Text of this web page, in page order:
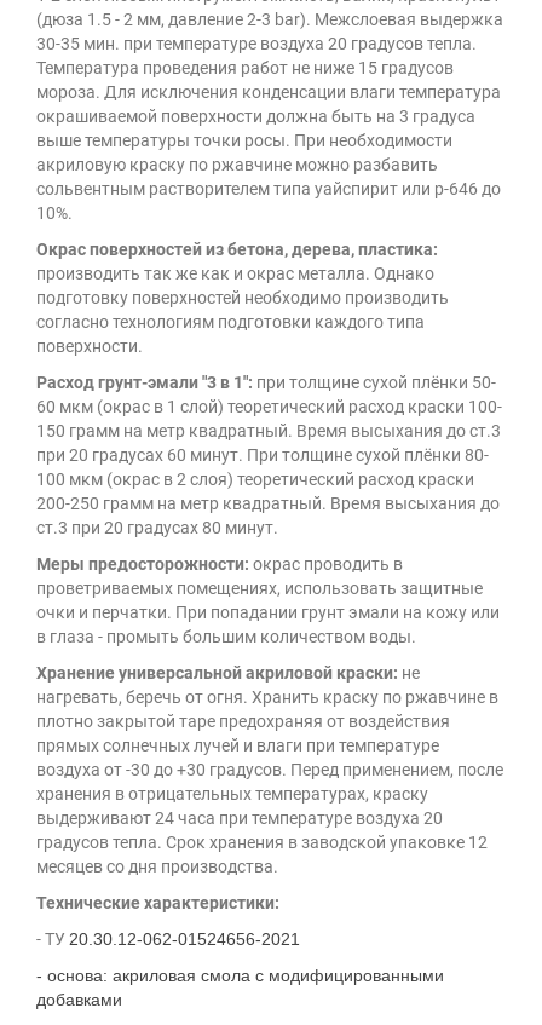
(дюза 1.5 - 2 мм, давление 2-3 bar). Межслоевая выдержка
30-35 мин. при температуре воздуха 20 градусов тепла.
Температура проведения работ не ниже 15 градусов
мороза. Для исключения конденсации влаги температура
окрашиваемой поверхности должна быть на 3 градуса
выше температуры точки росы. При необходимости
акриловую краску по ржавчине можно разбавить
сольвентным растворителем типа уайспирит или р-646 до
10%.
Окрас поверхностей из бетона, дерева, пластика:
производить так же как и окрас металла. Однако
подготовку поверхностей необходимо производить
согласно технологиям подготовки каждого типа
поверхности.
Расход грунт-эмали "3 в 1": при толщине сухой плёнки 50-
60 мкм (окрас в 1 слой) теоретический расход краски 100-
150 грамм на метр квадратный. Время высыхания до ст.3
при 20 градусах 60 минут. При толщине сухой плёнки 80-
100 мкм (окрас в 2 слоя) теоретический расход краски
200-250 грамм на метр квадратный. Время высыхания до
ст.3 при 20 градусах 80 минут.
Меры предосторожности: окрас проводить в
проветриваемых помещениях, использовать защитные
очки и перчатки. При попадании грунт эмали на кожу или
в глаза - промыть большим количеством воды.
Хранение универсальной акриловой краски: не
нагревать, беречь от огня. Хранить краску по ржавчине в
плотно закрытой таре предохраняя от воздействия
прямых солнечных лучей и влаги при температуре
воздуха от -30 до +30 градусов. Перед применением, после
хранения в отрицательных температурах, краску
выдерживают 24 часа при температуре воздуха 20
градусов тепла. Срок хранения в заводской упаковке 12
месяцев со дня производства.
Технические характеристики:
- ТУ20.30.12-062-01524656-2021
- основа: акриловая смола с модифицированными
добавками